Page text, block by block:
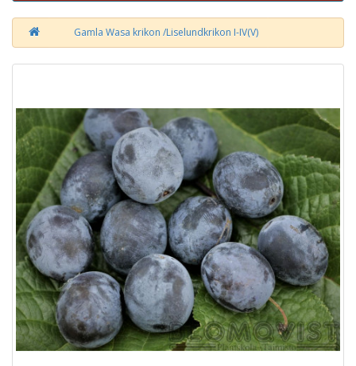
Gamla Wasa krikon /Liselundkrikon I-IV(V)